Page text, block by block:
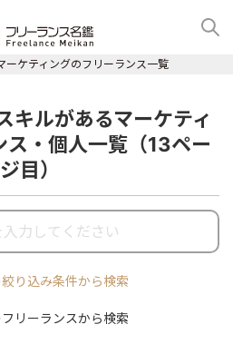
ーケティングのフリーランス一覧
キルがあるマーケティ
ス・個人一覧（13ペー
ジ目）
り込み条件から検索
リーランスから検索